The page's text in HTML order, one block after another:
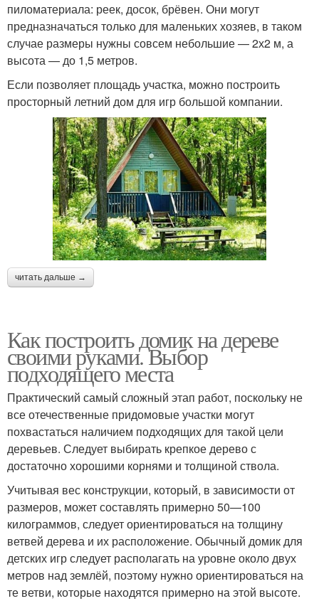
пиломатериала: реек, досок, брёвен. Они могут
предназначаться только для маленьких хозяев, в таком
случае размеры нужны совсем небольшие — 2х2 м, а
высота — до 1,5 метров.
Если позволяет площадь участка, можно построить
просторный летний дом для игр большой компании.
читать дальше →
Как построить домик на дереве
своими руками. Выбор
подходящего места
Практический самый сложный этап работ, поскольку не
все отечественные придомовые участки могут
похвастаться наличием подходящих для такой цели
деревьев. Следует выбирать крепкое дерево с
достаточно хорошими корнями и толщиной ствола.
Учитывая вес конструкции, который, в зависимости от
размеров, может составлять примерно 50—100
килограммов, следует ориентироваться на толщину
ветвей дерева и их расположение. Обычный домик для
детских игр следует располагать на уровне около двух
метров над землёй, поэтому нужно ориентироваться на
те ветви, которые находятся примерно на этой высоте.